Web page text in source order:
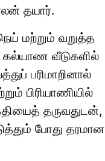
தயார்.
மற்றும் வறுத்த
கல்யாண வீடுகளில்
பரிமாறினால்
பிரியாணியில்
தருவதுடன்,
போது தரமான